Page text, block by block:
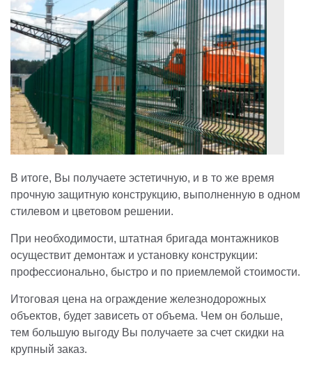
В итоге, Вы получаете эстетичную, и в то же время
прочную защитную конструкцию, выполненную в одном
стилевом и цветовом решении.
При необходимости, штатная бригада монтажников
осуществит демонтаж и установку конструкции:
профессионально, быстро и по приемлемой стоимости.
Итоговая цена на ограждение железнодорожных
объектов, будет зависеть от объема. Чем он больше,
тем большую выгоду Вы получаете за счет скидки на
крупный заказ.